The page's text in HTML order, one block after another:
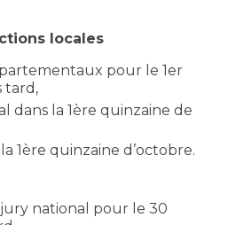
locales
pour le 1er
tard,
dans la 1ère quinzaine de
1ère quinzaine d’octobre.
national pour le 30